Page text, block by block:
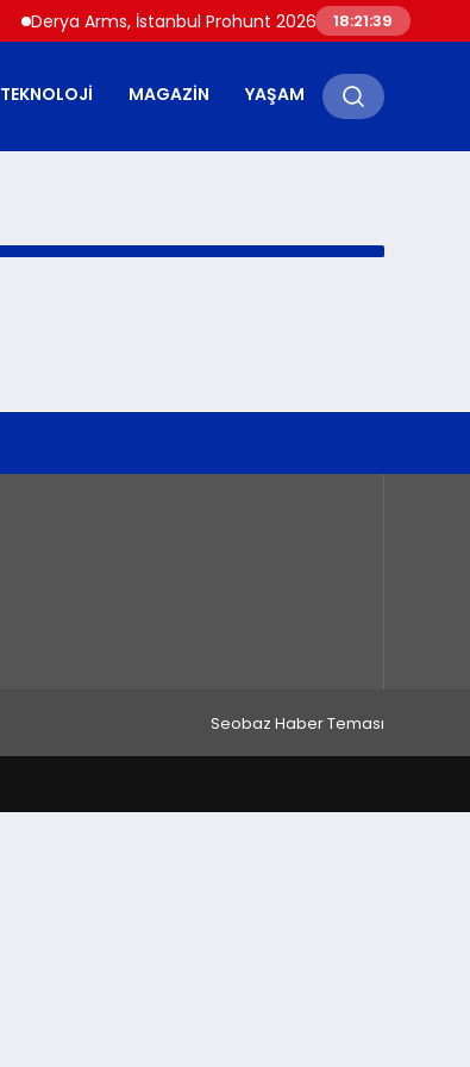
Derya Arms, İstanbul Prohunt 2026’da yeni nesil
18:21:39
TEKNOLOJI MAGAZIN YAŞAM
Seobaz Haber Teması